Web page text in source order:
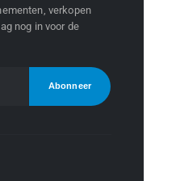
verkopen
nog in voor de